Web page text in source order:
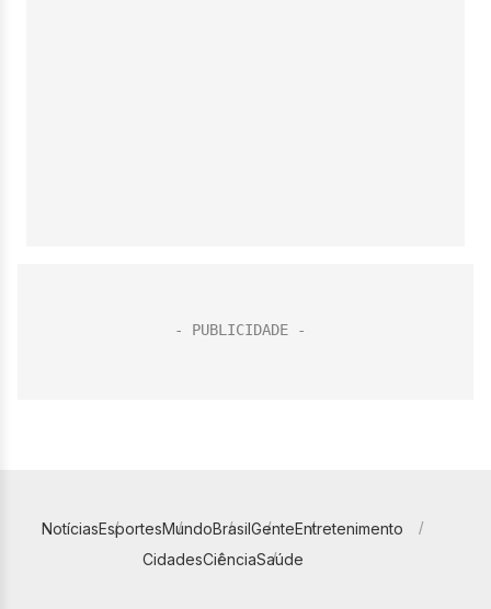
NotíciasEsportesMundoBrasilGenteEntretenimento
CidadesCiênciaSaúde